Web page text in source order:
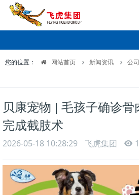
您的位置： 网站首页 新闻资讯 公
贝康宠物 | 毛孩子确诊骨
完成截肢术
2026-05-18 10:28:29 飞虎集团